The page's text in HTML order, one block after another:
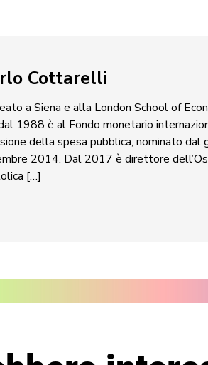
Cottarelli
a Siena e alla London School of
1988 è al Fondo monetario
della spesa pubblica, nominato
2014. Dal 2017 è direttore
[…]